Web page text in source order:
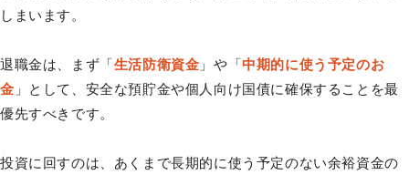
しまいます。
退職金は、まず「生活防衛資金 」や「中期的に使う予定のお
金 」として、安全な預貯金や個人向け国債に確保することを最
優先すべきです。
投資に回すのは、あくまで長期的に使う予定のない余裕資金の